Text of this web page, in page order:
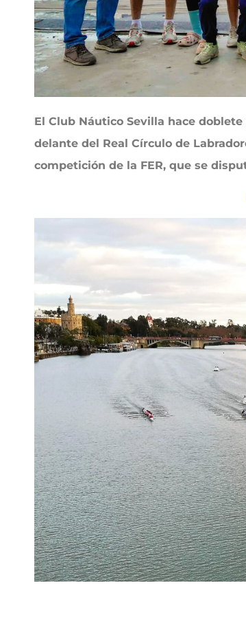
El Club Náutico Sevilla hace
delante del Real Círculo de
competición de la FER, que se